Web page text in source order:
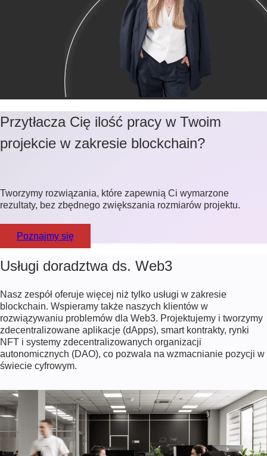
Przytłacza Cię ilość pracy w Twoim
projekcie w zakresie blockchain?
Tworzymy rozwiązania, które zapewnią Ci wymarzone
rezultaty, bez zbędnego zwiększania rozmiarów projektu.
Poznajmy się
Usługi doradztwa ds. Web3
Nasz zespół oferuje więcej niż tylko usługi w zakresie
blockchain. Wspieramy także naszych klientów w
rozwiązywaniu problemów dla Web3. Projektujemy i tworzymy
zdecentralizowane aplikacje (dApps), smart kontrakty, rynki
NFT i systemy zdecentralizowanych organizacji
autonomicznych (DAO), co pozwala na wzmacnianie pozycji w
świecie cyfrowym.